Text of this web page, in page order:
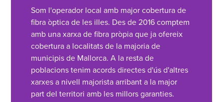
Som l'operador local amb major cobertura de
fibra òptica de les illes. Des de 2016 comptem
amb una xarxa de fibra pròpia que ja ofereix
cobertura a localitats de la majoria de
municipis de Mallorca. A la resta de
poblacions tenim acords directes d'ús d'altres
xarxes a nivell majorista arribant a la major
part del territori amb les millors garanties.